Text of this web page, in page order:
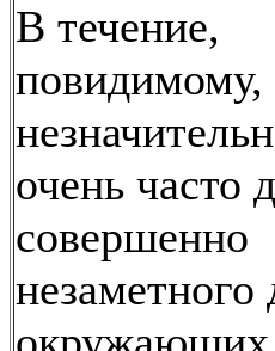
В течение,
повидимому,
очень часто
совершенно
незаметного